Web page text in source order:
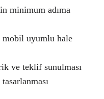
minimum adıma
mobil uyumlu hale
ve teklif sunulması